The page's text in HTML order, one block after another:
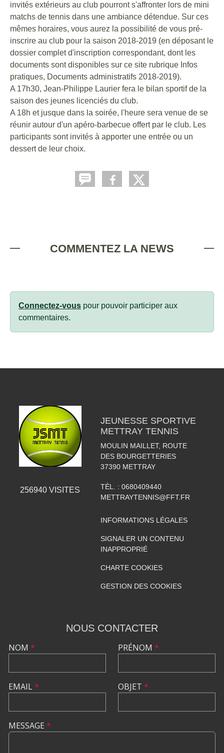
invités extérieurs au club pourront s'affronter lors de mini
matchs de tennis dans une ambiance détendue. Sur ces
mêmes horaires, vous aurez la possibilité de vous pré-
inscrire au club pour la saison 2018-2019 (en déposant le
dossier complet d'inscription correspondant, dont les
documents sont disponibles sur ce site rubrique Infos
pratiques, Documents administratifs 2018-2019).
A 17h30, Jean-Philippe Laurier fera le bilan sportif de la
saison des jeunes licenciés du club.
A 18h et jusque dans la soirée, l'heure sera venue de se
réunir autour d'un apéro-barbecue offert par le club. Les
participants sont invités à apporter une entrée ou un
dessert de leur choix.
COMMENTEZ LA NEWS
Connectez-vous pour pouvoir participer aux
commentaires.
256940 VISITES
JEUNESSE SPORTIVE
METTRAY TENNIS
MOULIN MAILLET, ROUTE
DES BOURGETTERIES
37390 METTRAY
TÉL. : 0680409440
METTRAYTENNIS@FFT.FR
INFORMATIONS LÉGALES
SIGNALER UN CONTENU
INAPPROPRIÉ
CHARTE COOKIES
GESTION DES COOKIES
NOUS CONTACTER
NOM *
EMAIL*
PRÉNOM *
OBJET *
MESSAGE *